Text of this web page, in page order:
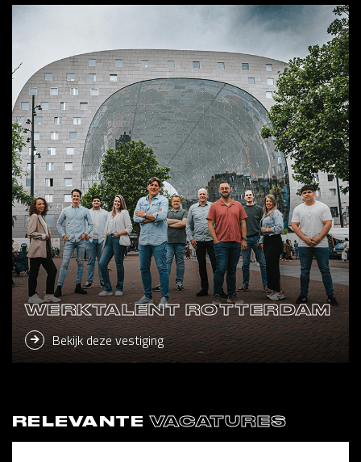
WERKTALENT ROTTERDAM
Bekijk deze vestiging
RELEVANTEVACATURES